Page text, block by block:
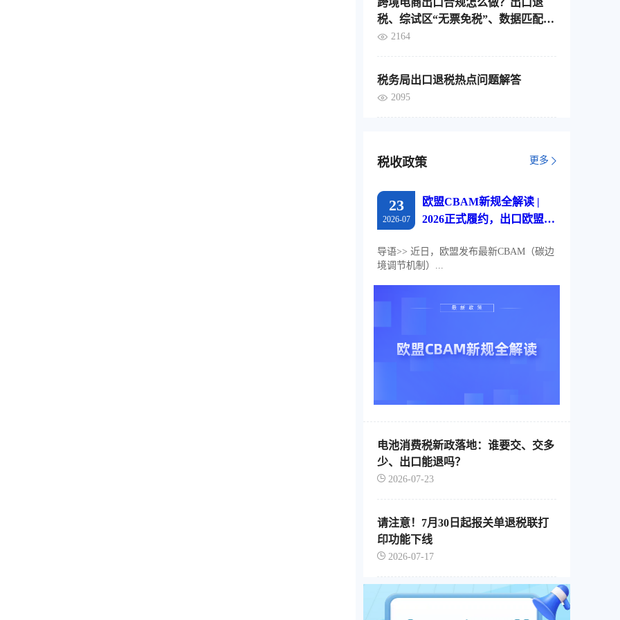
税、综试区“无票免税”、数据匹配，
这4个要点要分清
2164
税务局出口退税热点问题解答
2095
税收政策 更多
23
2026-07
欧盟CBAM新规全解读 |
2026正式履约，出口欧盟企
导语>> 近日，欧盟发布最新CBAM（碳边
境调节机制）...
电池消费税新政落地：谁要交、交多
少、出口能退吗？
2026-07-23
请注意！7月30日起报关单退税联打
印功能下线
2026-07-17